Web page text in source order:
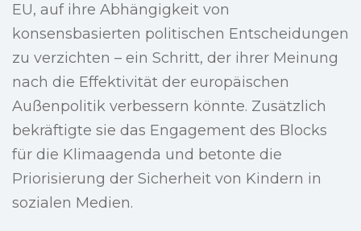
EU, auf ihre Abhängigkeit von
konsensbasierten politischen Entscheidungen
zu verzichten – ein Schritt, der ihrer Meinung
nach die Effektivität der europäischen
Außenpolitik verbessern könnte. Zusätzlich
bekräftigte sie das Engagement des Blocks
für die Klimaagenda und betonte die
Priorisierung der Sicherheit von Kindern in
sozialen Medien.